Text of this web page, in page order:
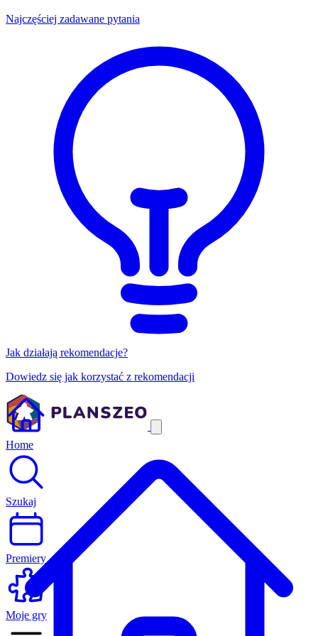
Najczęściej zadawane pytania
Jak działają rekomendacje?
Dowiedz się jak korzystać z rekomendacji
Home
Szukaj
Premiery
Moje gry